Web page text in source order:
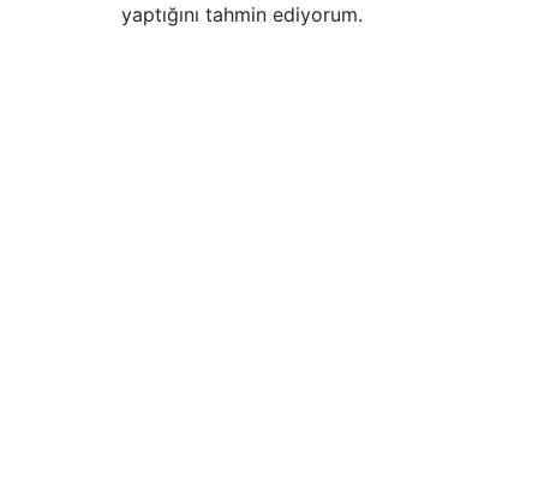
yaptığını tahmin ediyorum.